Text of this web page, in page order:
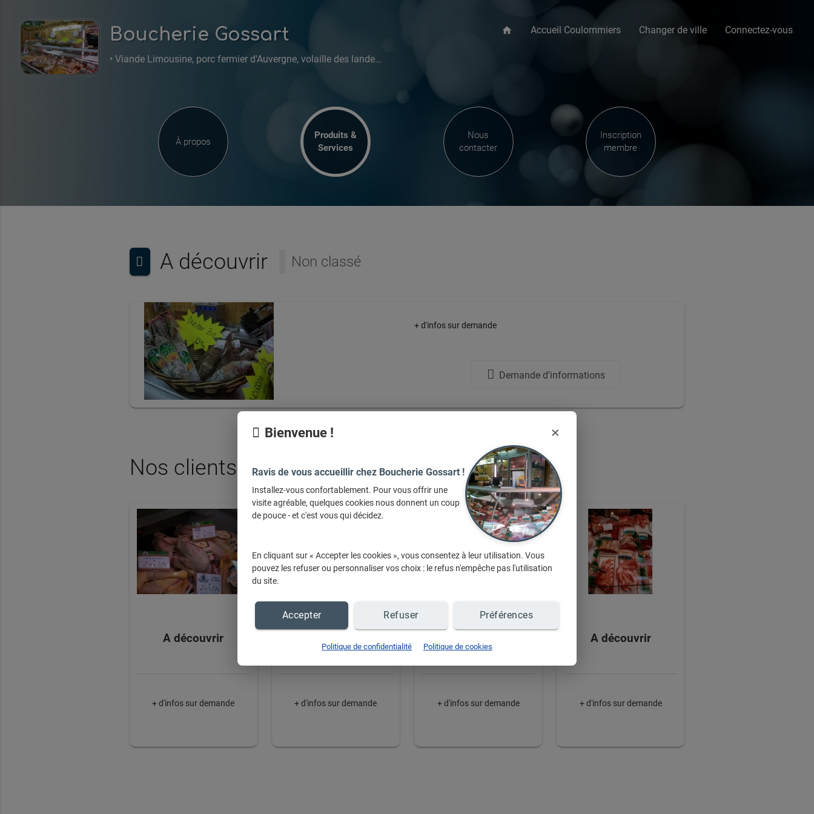
Boucherie Gossart
• Viande Limousine, porc fermier d'Auvergne, volaille des landes •
home Accueil Coulommiers Changer de ville Connectez-vous
À propos
Produits &
Services
Nous
contacter
Inscription
membre
A découvrir Non classé
+ d'infos sur demande
Demande d'informations
Nos clients ont adoré ces articles, et vous ?
A découvrir
+ d'infos sur demande + d'infos sur demande + d'infos sur demande
A découvrir
+ d'infos sur demande
Bienvenue ! ×
Ravis de vous accueillir chez Boucherie Gossart !
Installez-vous confortablement. Pour vous offrir une
visite agréable, quelques cookies nous donnent un coup
de pouce - et c'est vous qui décidez.
En cliquant sur « Accepter les cookies », vous consentez à leur utilisation. Vous
pouvez les refuser ou personnaliser vos choix : le refus n'empêche pas l'utilisation
du site.
Accepter Refuser Préférences
Politique de confidentialité Politique de cookies